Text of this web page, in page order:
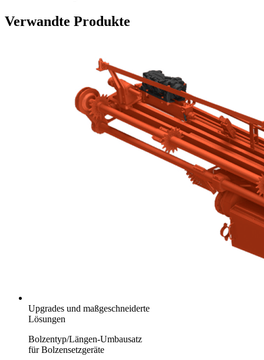
Verwandte Produkte
Upgrades und maßgeschneiderte
Lösungen
Bolzentyp/Längen-Umbausatz
für Bolzensetzgeräte